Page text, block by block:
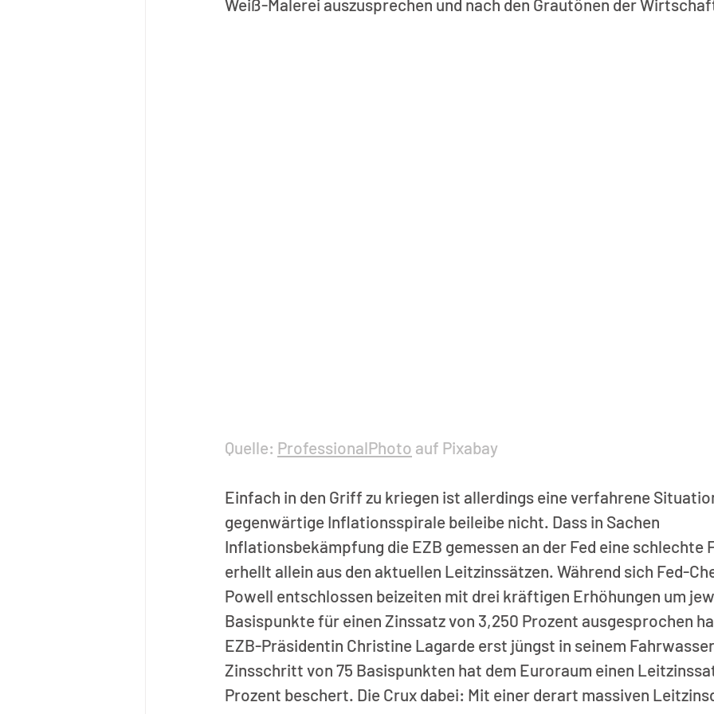
Weiß-Malerei auszusprechen und nach den Grautönen der
Quelle: ProfessionalPhoto auf Pixabay
Einfach in den Griff zu kriegen ist allerdings eine verfahrene
gegenwärtige Inflationsspirale beileibe nicht. Dass in Sachen
Inflationsbekämpfung die EZB gemessen an der Fed eine schlechte
erhellt allein aus den aktuellen Leitzinssätzen. Während sich Fed-
Powell entschlossen beizeiten mit drei kräftigen Erhöhungen um
Basispunkte für einen Zinssatz von 3,250 Prozent ausgesprochen
EZB-Präsidentin Christine Lagarde erst jüngst in seinem
Zinsschritt von 75 Basispunkten hat dem Euroraum einen
Prozent beschert. Die Crux dabei: Mit einer derart massiven